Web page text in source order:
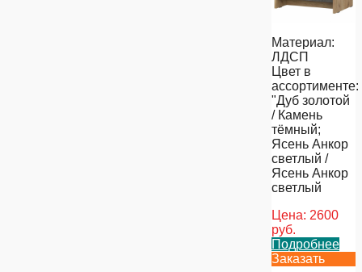
Материал:
ЛДСП
Цвет в
ассортименте:
"Дуб золотой
/ Камень
тёмный;
Ясень Анкор
светлый /
Ясень Анкор
светлый
Цена: 2600
руб.
Подробнее
Заказать